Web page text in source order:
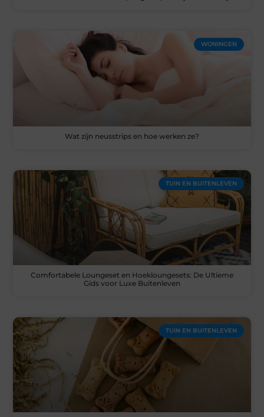
WONINGEN
Wat zijn neusstrips en hoe werken ze?
TUIN EN BUITENLEVEN
Comfortabele Loungeset en Hoekloungesets: De Ultieme
Gids voor Luxe Buitenleven
TUIN EN BUITENLEVEN